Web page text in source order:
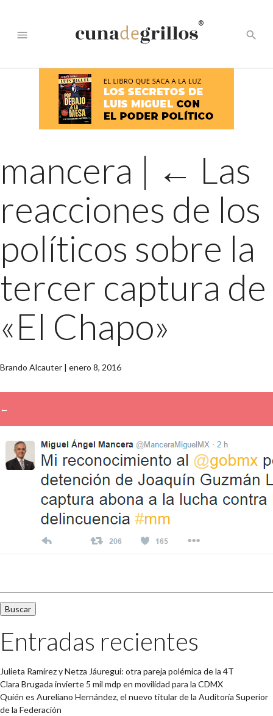
menu
®
search
mancera | ← Las
reacciones de los
políticos sobre la
tercer captura de
«El Chapo»
Brando Alcauter | enero 8, 2016
←
→
Entradas recientes
Julieta Ramírez y Netza Jáuregui: otra pareja polémica de la 4T
Clara Brugada invierte 5 mil mdp en movilidad para la CDMX
Quién es Aureliano Hernández, el nuevo titular de la Auditoría Superior
de la Federación